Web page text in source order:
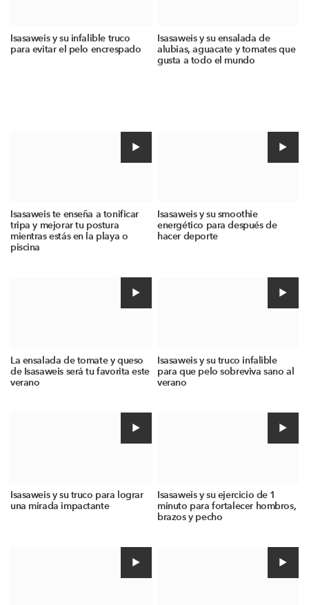
Isasaweis y su infalible truco
para evitar el pelo encrespado
Isasaweis y su ensalada de
alubias, aguacate y tomates que
gusta a todo el mundo
Isasaweis te enseña a tonificar
tripa y mejorar tu postura
mientras estás en la playa o
piscina
Isasaweis y su smoothie
energético para después de
hacer deporte
La ensalada de tomate y queso
de Isasaweis será tu favorita este
verano
Isasaweis y su truco infalible
para que pelo sobreviva sano al
verano
Isasaweis y su truco para lograr
una mirada impactante
Isasaweis y su ejercicio de 1
minuto para fortalecer hombros,
brazos y pecho